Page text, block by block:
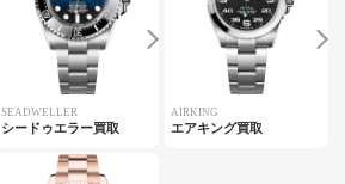
SEADWELLER
シードゥエラー買取
AIRKING
エアキング買取